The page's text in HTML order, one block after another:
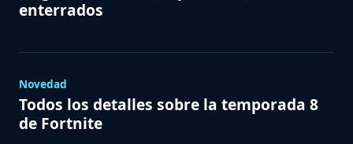
enterrados
Novedad
Todos los detalles sobre la temporada 8
de Fortnite